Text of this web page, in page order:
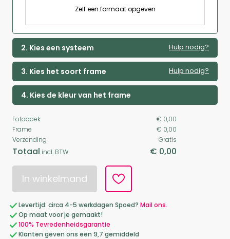
Zelf een formaat opgeven
2. Kies een systeem Hulp nodig?
3. Kies het soort frame Hulp nodig?
4. Kies de kleur van het frame
Fotodoek
€ 0,00
Frame
€ 0,00
Verzending
Gratis
Totaal incl. BTW € 0,00
In winkelmand
Levertijd: circa 4-5 werkdagen Spoed? Mail ons.
Op maat voor je gemaakt!
100% Tevredenheidsgarantie
Klanten geven ons een 9,7 gemiddeld